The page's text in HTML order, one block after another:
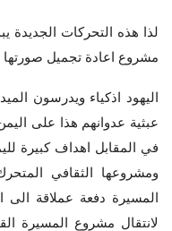
لذا هذه التحركات الجديدة
مشروع اعادة تجميل
اليهود اذكياء ويدرسون
عبثية عدوانهم هذا على
في المقابل اهداف كبيرة
ومشروعها الثقافي
المسيرة دفعة عملاقة الى
لانتقال مشروع المسيرة